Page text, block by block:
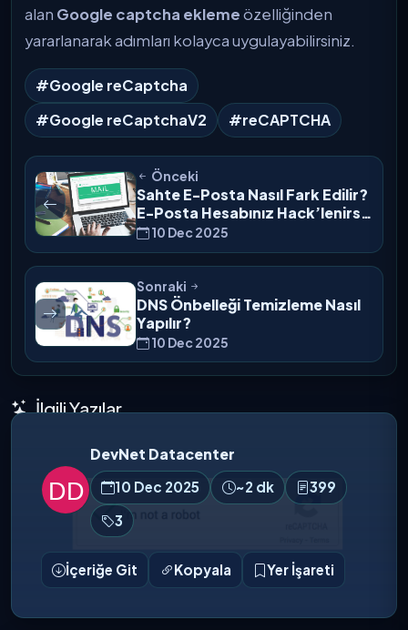
alan Google captcha eklemeözelliğinden
yararlanarak adımları kolayca uygulayabilirsiniz.
#Google reCaptcha
#Google reCaptchaV2
#reCAPTCHA
Önceki
Sahte E-Posta Nasıl Fark Edilir?
E-Posta Hesabınız Hack’lenirse
Ne Yapmalısınız?
10 Dec 2025
Sonraki
DNS Önbelleği Temizleme Nasıl
Yapılır?
10 Dec 2025
İlgili Yazılar
DevNet Datacenter
10 Dec 2025 ~2 dk
399
3
İçeriğe Git Kopyala Yer İşareti